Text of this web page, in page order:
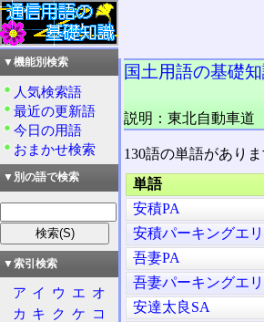
国土用語の基礎
説明：東北自動車道
130語の単語がありま
単語
安積PA
安積パーキングエ
吾妻PA
吾妻パーキングエ
安達太良SA
▼機能別検索
人気検索語
最近の更新語
今日の用語
おまかせ検索
▼別の語で検索
▼索引検索
ア イ ウ エ オ
カ キ ク ケ コ